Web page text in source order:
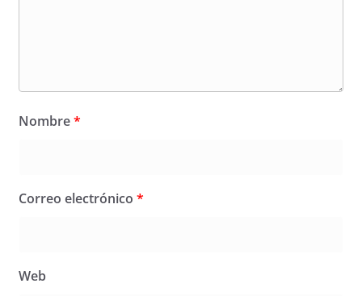
Nombre*
Correo electrónico *
Web